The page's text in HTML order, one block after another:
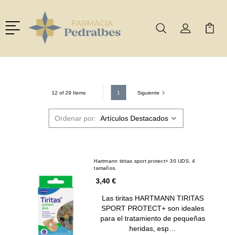
Menú
BuscarMi Cuenta
Mi
12 of 29 Items 1 Siguiente
Ordenar por:
Hartmann tiritas sport protect+ 30 UDS. 4
tamaños.
3,40 €
Las tiritas HARTMANN TIRITAS
SPORT PROTECT+ son ideales
para el tratamiento de pequeñas
heridas, esp…